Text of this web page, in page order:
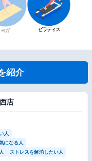
ヨガ ピラティス
紹介
店
人
になる人
ストレスを解消したい人